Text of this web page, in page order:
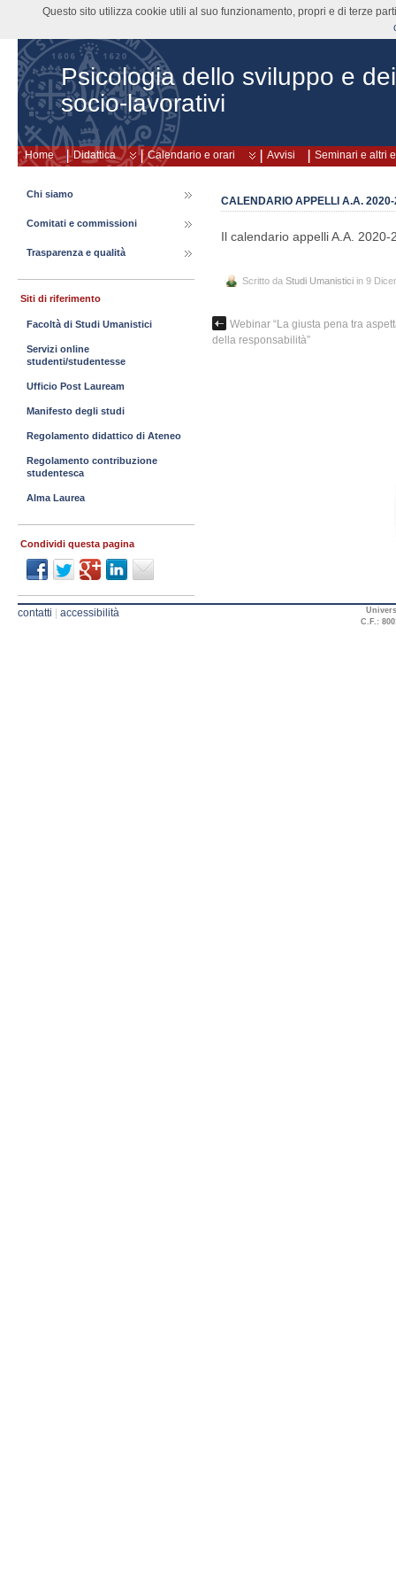
Psicologia dello sviluppo e
socio-lavorativi
Home Didattica Calendario e orari Avvisi Seminari e altri
CALENDARIO APPELLI A.A.
Il calendario appelli A.A.
Scritto da Studi Umanistici in 9
Webinar “La giusta pena tra
della responsabilità”
Chi siamo
Comitati e commissioni
Trasparenza e qualità
Siti di riferimento
Facoltà di Studi Umanistici
Servizi online
studenti/studentesse
Ufficio Post Lauream
Manifesto degli studi
Regolamento didattico di Ateneo
Regolamento contribuzione
studentesca
Alma Laurea
Condividi questa pagina
contatti accessibilità
C.F.:
Questo sito utilizza cookie utili al suo funzionamento, propri e di terze